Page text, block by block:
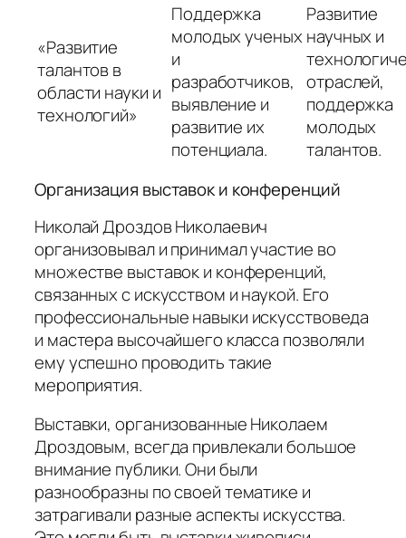
«Развитие
талантов в
области науки и
технологий»
Поддержка
молодых ученых
и
разработчиков,
выявление и
развитие их
потенциала.
Развитие
научных и
отраслей,
поддержка
молодых
талантов.
Организация выставок и конференций
Николай Дроздов Николаевич
организовывал и принимал участие во
множестве выставок и конференций,
связанных с искусством и наукой. Его
профессиональные навыки искусствоведа
и мастера высочайшего класса позволяли
ему успешно проводить такие
мероприятия.
Выставки, организованные Николаем
Дроздовым, всегда привлекали большое
внимание публики. Они были
разнообразны по своей тематике и
затрагивали разные аспекты искусства.